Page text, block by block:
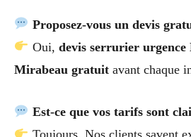
Proposez-vous un devis
Oui, devis serrurier urgence
Mirabeau gratuit avant chaque
Est-ce que vos tarifs sont